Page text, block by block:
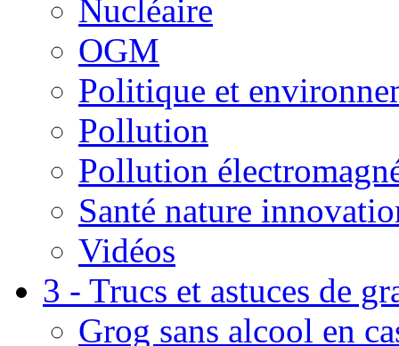
Nucléaire
OGM
Politique et
Pollution
Pollution
Santé nature
Vidéos
3 - Trucs et astuces de
Grog sans alcool en